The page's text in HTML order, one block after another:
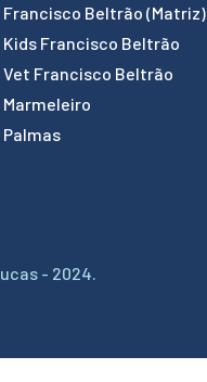
Francisco Beltrão (Matriz)
Kids Francisco Beltrão
Vet Francisco Beltrão
- 2024.